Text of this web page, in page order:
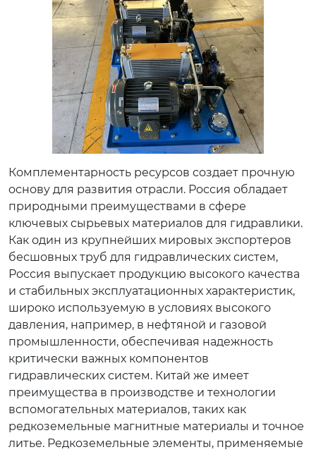
Комплементарность ресурсов создает прочную
основу для развития отрасли. Россия обладает
природными преимуществами в сфере
ключевых сырьевых материалов для гидравлики.
Как один из крупнейших мировых экспортеров
бесшовных труб для гидравлических систем,
Россия выпускает продукцию высокого качества
и стабильных эксплуатационных характеристик,
широко используемую в условиях высокого
давления, например, в нефтяной и газовой
промышленности, обеспечивая надежность
критически важных компонентов
гидравлических систем. Китай же имеет
преимущества в производстве и технологии
вспомогательных материалов, таких как
редкоземельные магнитные материалы и точное
литье. Редкоземельные элементы, применяемые